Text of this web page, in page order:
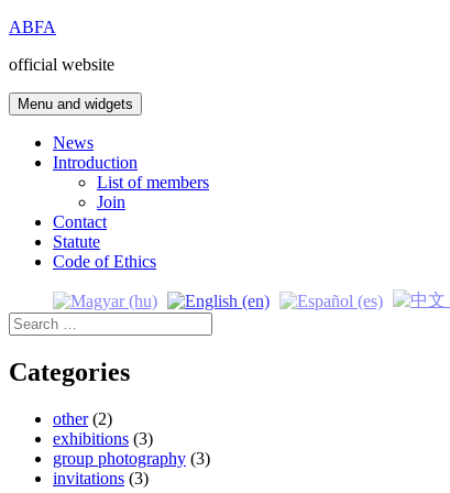
Skip
content
ABFA
official website
Menu and widgets
News
Introduction
List of members
Join
Contact
Statute
Code of Ethics
Search
for:
Categories
other(2)
exhibitions (3)
group photography (3)
invitations (3)